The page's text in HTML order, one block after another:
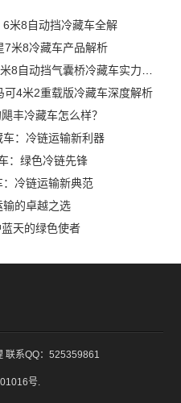
米8自动挡冷藏车全解
7米8冷藏车产品解析
自动挡气囊桥冷藏车实力解析
4米2重载版冷藏车深度解析
丰冷藏车怎么样？
：冷链运输新利器
：绿色冷链先锋
冷链运输新典范
的卓越之选
天的绿色使者
联系QQ：525359861
号.